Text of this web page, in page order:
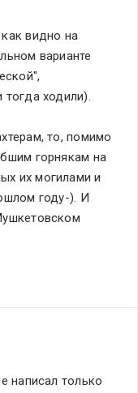
видно на
варианте
ходили).
то, помимо
горнякам на
их могилами и
году-). И
написал только